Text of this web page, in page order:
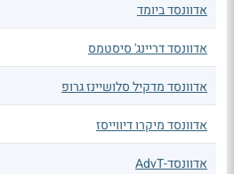
אדוונסד ביומד
אדוונסד דריינג' סיסטמס
אדוונסד מדקיל סלושיינז גרופ
אדוונסד מיקרו דיווייסז
אדוונסד-AdvT